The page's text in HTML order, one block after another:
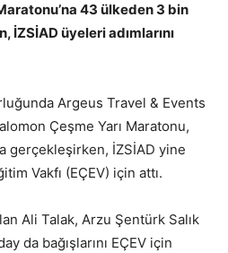
43 ülkeden 3 bin
İZSİAD üyeleri adımlarını
Argeus Travel & Events
Çeşme Yarı Maratonu,
gerçekleşirken, İZSİAD yine
Vakfı (EÇEV) için attı.
Ali Talak, Arzu Şentürk Salık
da bağışlarını EÇEV için